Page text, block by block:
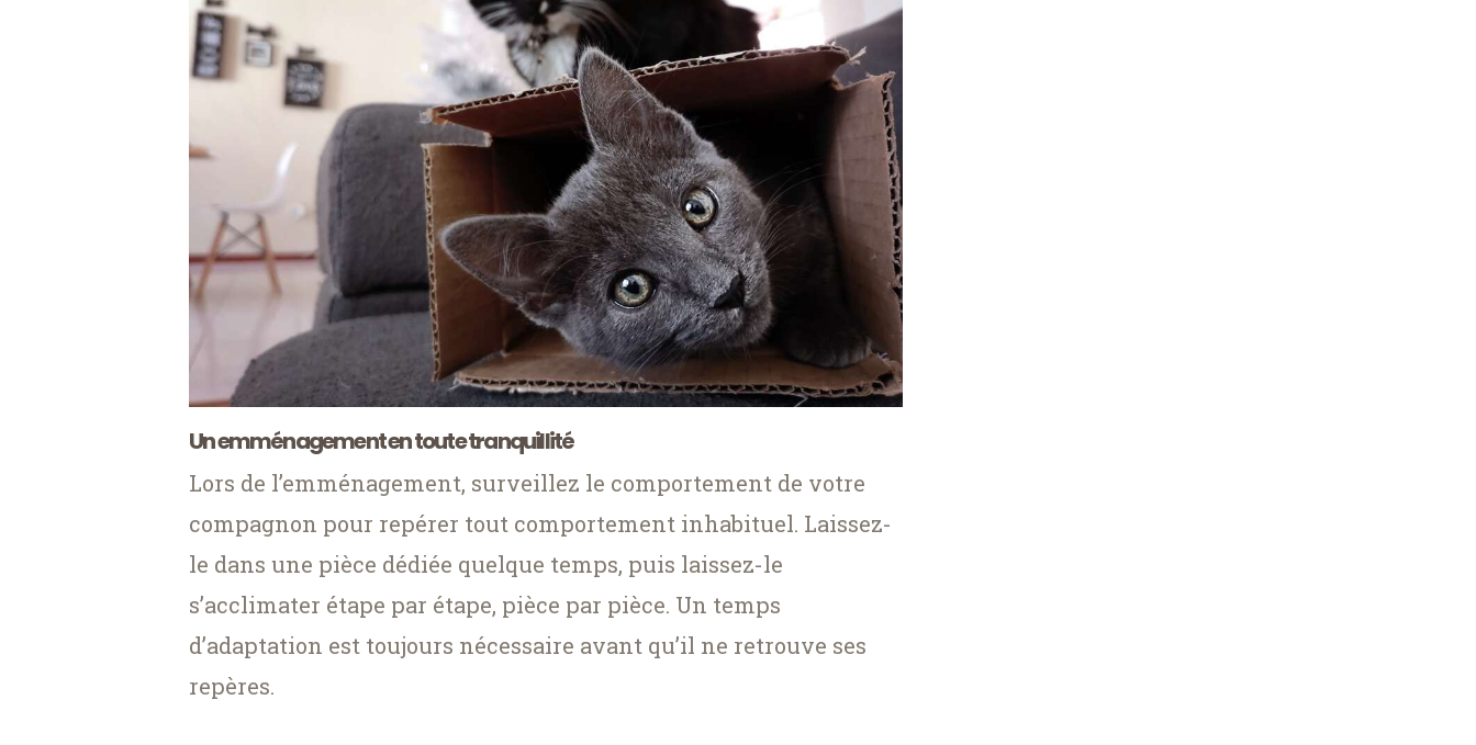
Un emménagement en toute tranquillité
Lors de l’emménagement, surveillez le comportement de votre
compagnon pour repérer tout comportement inhabituel. Laissez-
le dans une pièce dédiée quelque temps, puis laissez-le
s’acclimater étape par étape, pièce par pièce. Un temps
d’adaptation est toujours nécessaire avant qu’il ne retrouve ses
repères.